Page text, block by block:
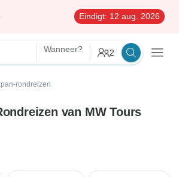
Eindigt: 12 aug. 2026
Wanneer? 2
rondreizen
van MW Tours